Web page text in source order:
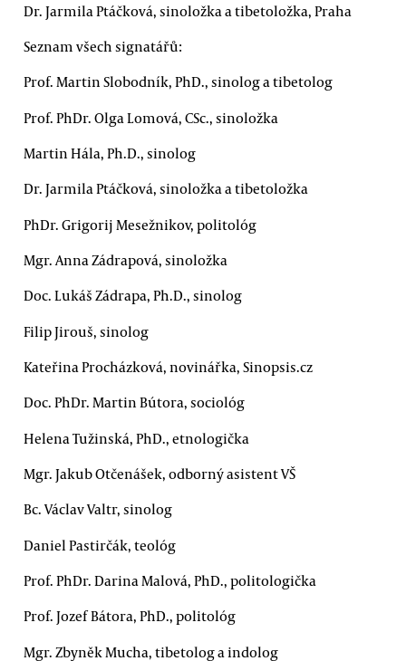
Dr. Jarmila Ptáčková, sinoložka a tibetoložka, Praha
Seznam všech signatářů:
Prof. Martin Slobodník, PhD., sinolog a tibetolog
Prof. PhDr. Olga Lomová, CSc., sinoložka
Martin Hála, Ph.D., sinolog
Dr. Jarmila Ptáčková, sinoložka a tibetoložka
PhDr. Grigorij Mesežnikov, politológ
Mgr. Anna Zádrapová, sinoložka
Doc. Lukáš Zádrapa, Ph.D., sinolog
Filip Jirouš, sinolog
Kateřina Procházková, novinářka, Sinopsis.cz
Doc. PhDr. Martin Bútora, sociológ
Helena Tužinská, PhD., etnologička
Mgr. Jakub Otčenášek, odborný asistent VŠ
Bc. Václav Valtr, sinolog
Daniel Pastirčák, teológ
Prof. PhDr. Darina Malová, PhD., politologička
Prof. Jozef Bátora, PhD., politológ
Mgr. Zbyněk Mucha, tibetolog a indolog